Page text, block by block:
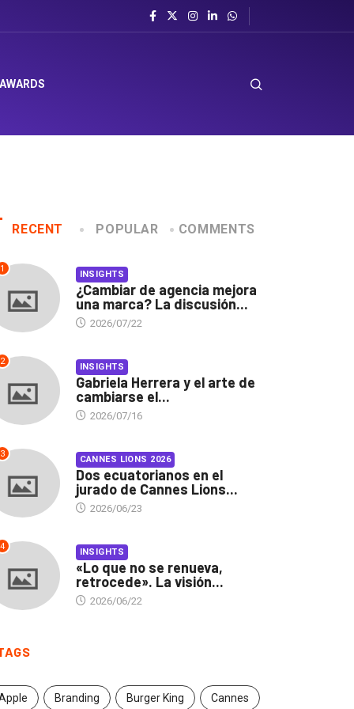
sombrero en Corporación Favorita
RECENT POPULAR COMMENTS
1 INSIGHTS
¿Cambiar de agencia mejora
una marca? La discusión...
2026/07/22
2 INSIGHTS
Gabriela Herrera y el arte de
cambiarse el...
2026/07/16
3 CANNES LIONS 2026
Dos ecuatorianos en el
jurado de Cannes Lions...
2026/06/23
4 INSIGHTS
«Lo que no se renueva,
retrocede». La visión...
2026/06/22
Branding Burger King Cannes